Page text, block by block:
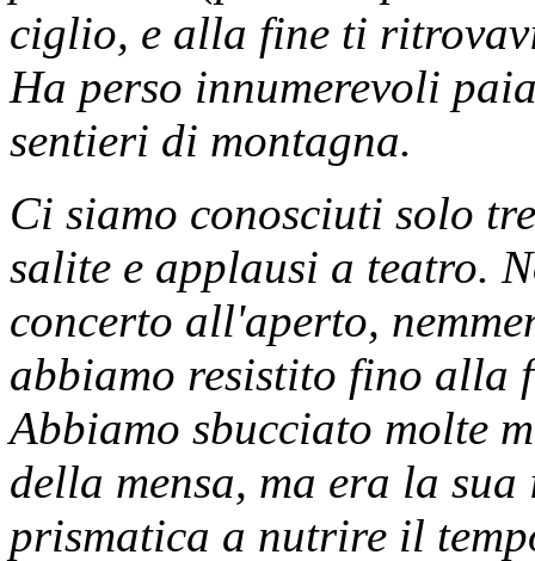
ciglio, e alla fine ti
Ha perso innumerevoli
sentieri di montagna.
Ci siamo conosciuti solo
salite e applausi a teatro.
concerto all'aperto,
abbiamo resistito fino alla
Abbiamo sbucciato molte
della mensa, ma era la
prismatica a nutrire il